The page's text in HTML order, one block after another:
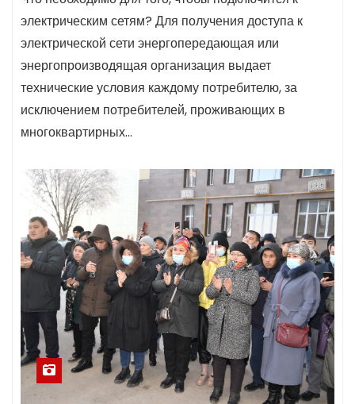
электрическим сетям? Для получения доступа к
электрической сети энергопередающая или
энергопроизводящая организация выдает
технические условия каждому потребителю, за
исключением потребителей, проживающих в
многоквартирных…